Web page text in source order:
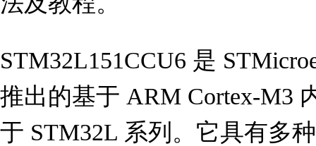
STM32L151CCU6 是
推出的基于 ARM Cortex-M3
于 STM32L 系列。它具有多